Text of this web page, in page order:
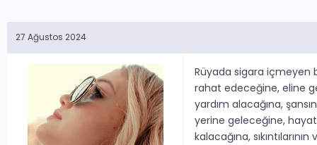
27 Ağustos 2024
Rüyada sigara içmeyen
rahat edeceğine, eline
yardım alacağına,
yerine geleceğine,
kalacağına,